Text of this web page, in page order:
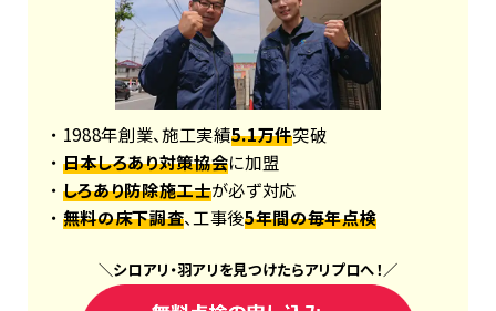
・ 1988年創業、施工実績5.1万件突破
・ 日本しろあり対策協会に加盟
・ しろあり防除施工士が必ず対応
・ 無料の床下調査、工事後5年間の毎年点検
＼シロアリ ・羽アリを見つけたらアリプロへ！／